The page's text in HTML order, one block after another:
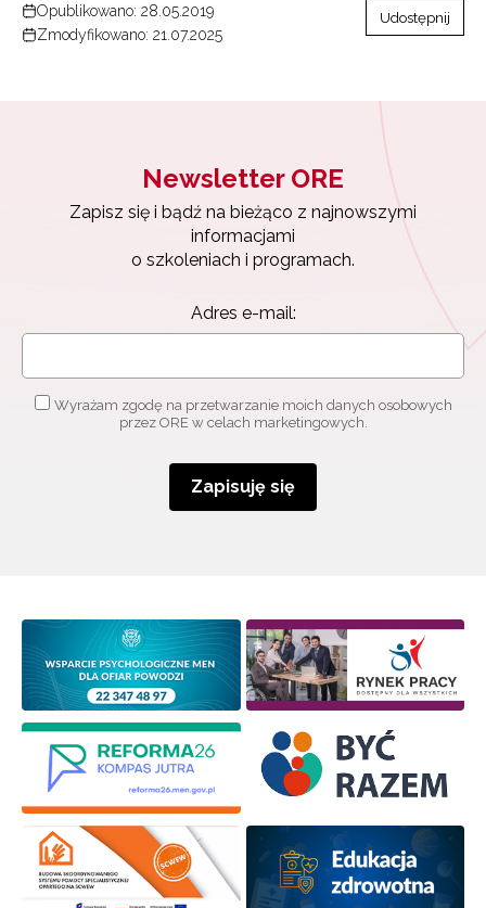
Opublikowano: 28.05.2019
Zmodyfikowano: 21.07.2025
Udostępnij
Newsletter ORE
Zapisz się i bądź na bieżąco z najnowszymi
informacjami
o szkoleniach i programach.
Adres e-mail:
Wyrażam zgodę na przetwarzanie moich danych osobowych
przez ORE w celach marketingowych.
Zapisuję się